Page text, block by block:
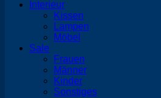
Interieur
Kissen
Lampen
Möbel
Sale
Frauen
Männer
Kinder
Sonstiges